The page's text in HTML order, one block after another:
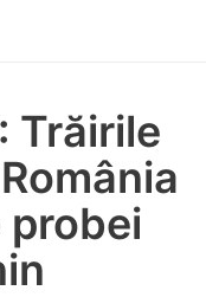
Trăirile
probei